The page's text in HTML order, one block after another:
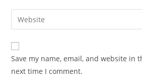
comment
email
address
comment
Enter
your
website
URL
(optional)
Save my name, email, and website in
next time I comment.